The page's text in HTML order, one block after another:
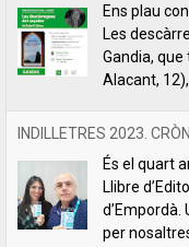
Llibre
d’Empordà.
per
Filipa Leal recita el
RTP2 de Portugal
La poeta Filipa Leal, una
lusitana actual, va tindre
de Florbela Espanca al